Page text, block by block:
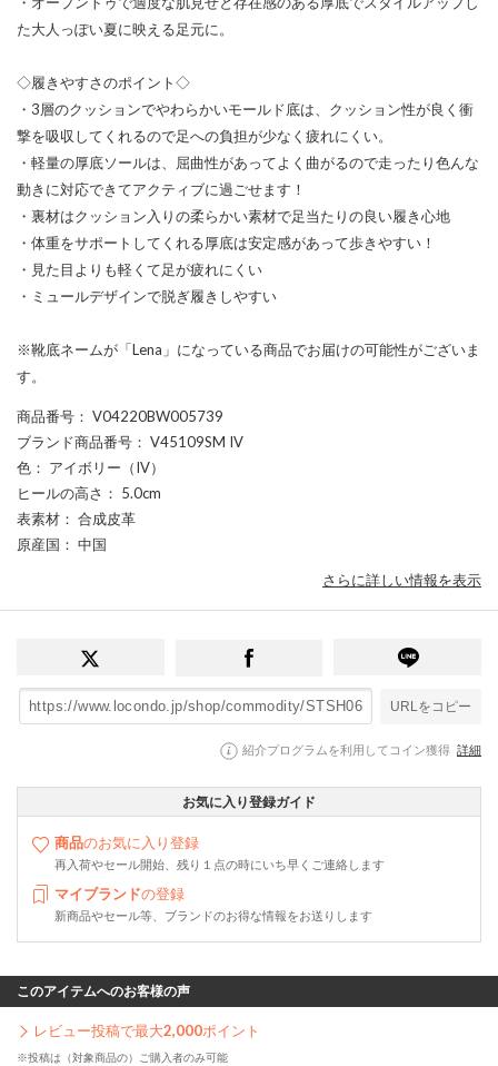
た大人っぽい夏に映える足元に。
◇履きやすさのポイント◇
・3層のクッションでやわらかいモールド底は、クッション性が良く衝
撃を吸収してくれるので足への負担が少なく疲れにくい。
・軽量の厚底ソールは、屈曲性があってよく曲がるので走ったり色んな
動きに対応できてアクティブに過ごせます！
・裏材はクッション入りの柔らかい素材で足当たりの良い履き心地
・体重をサポートしてくれる厚底は安定感があって歩きやすい！
・見た目よりも軽くて足が疲れにくい
・ミュールデザインで脱ぎ履きしやすい
※靴底ネームが「Lena」になっている商品でお届けの可能性がございま
す。
商品番号 ： V04220BW005739
ブランド商品番号 ： V45109SM IV
色 ： アイボリー（IV）
ヒールの高さ ： 5.0cm
表素材 ： 合成皮革
原産国 ： 中国
さらに詳しい情報を表示
URLをコピー
紹介プログラムを利用してコイン獲得 詳細
お気に入り登録ガイド
商品のお気に入り登録
再入荷やセール開始、残り１点の時にいち早くご連絡します
マイブランドの登録
新商品やセール等、ブランドのお得な情報をお送りします
このアイテムへのお客様の声
レビュー投稿で最大2,000ポイント
※投稿は（対象商品の）ご購入者のみ可能